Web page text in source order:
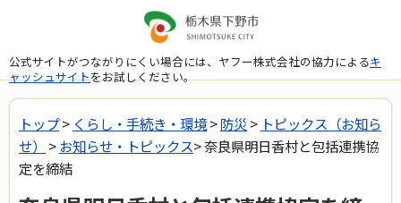
公式サイトがつながりにくい場合には、ヤフー株式会社の協力によるキ
ャッシュサイトをお試しください。
トップ> くらし・手続き・環境>防災 > トピックス（お知ら
せ）
>お知らせ・トピックス> 奈良県明日香村と包括連携協
定を締結